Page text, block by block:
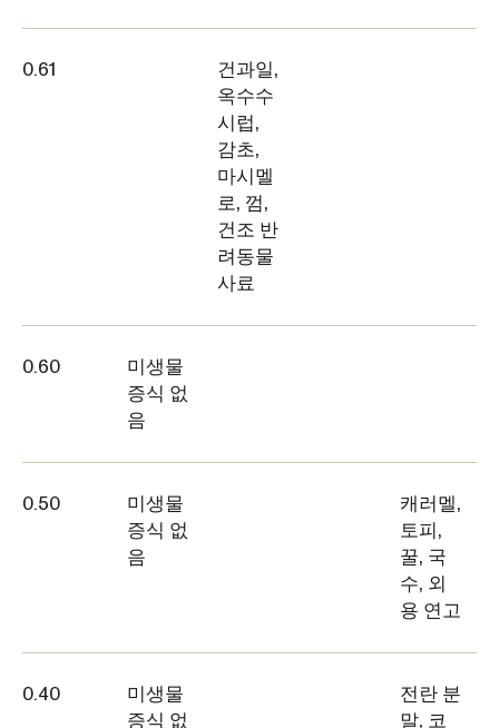
0.61
건과일,
옥수수
시럽,
감초,
마시멜
로, 껌,
건조 반
려동물
사료
0.60
미생물
증식 없
음
0.50
미생물
증식 없
음
캐러멜,
토피,
꿀, 국
수, 외
용 연고
0.40
미생물
증식 없
전란 분
말, 코